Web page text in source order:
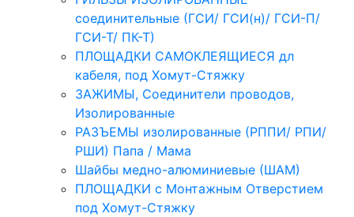
соединительные (ГСИ/ ГСИ(н)/ ГСИ-П/
ГСИ-Т/ ПК-Т)
ПЛОЩАДКИ САМОКЛЕЯЩИЕСЯ дл
кабеля, под Хомут-Стяжку
ЗАЖИМЫ, Соединители проводов,
Изолированные
РАЗЪЕМЫ изолированные (РППИ/ РПИ/
РШИ) Папа / Мама
Шайбы медно-алюминиевые (ШАМ)
ПЛОЩАДКИ с Монтажным Отверстием
под Хомут-Стяжку